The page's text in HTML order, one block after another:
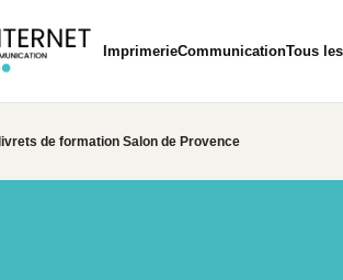
ImprimerieCommunicationTous
livrets de formation Salon de Provence